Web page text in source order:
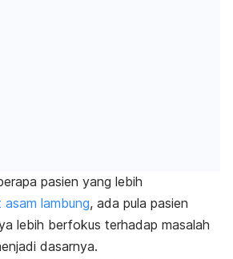
pasien yang lebih
lambung, ada pula pasien
lebih berfokus terhadap masalah
dasarnya.